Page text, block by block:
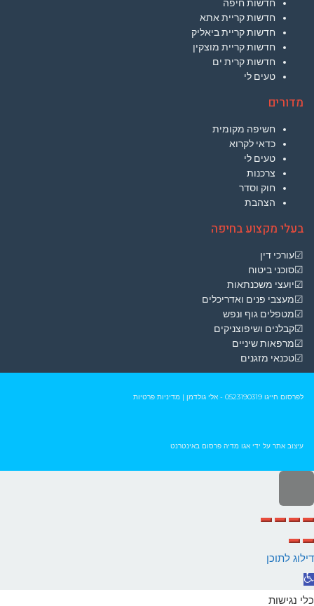
חדשות חיפה
חדשות קריית אתא
חדשות קריית ביאליק
חדשות קריית מוצקין
חדשות קרית ים
טעים לי
מדורים
חשיפה מקומית
כדאי לקרוא
טעים לי
צרכנות
חוק וסדר
הצהבת
בעלי מקצוע בחיפה
☑עורכי דין
☑סוכני ביטוח
☑יועצי משכנתאות
☑מעצבי פנים ואדריכלים
☑מטפלים גוף ונפש
☑קבלנים ושיפוצניקים
☑מרפאות שיניים
☑טכנאי מזגנים
לפרסום חייגו 0523190319 - אלי גולדמן | מדיניות פרטיות
עיצוב אתר על ידי אגו מדיה פרסום באינטרנט
לראש
העמוד
דילוג לתוכן
פתח
סרגל
כלי נגישות